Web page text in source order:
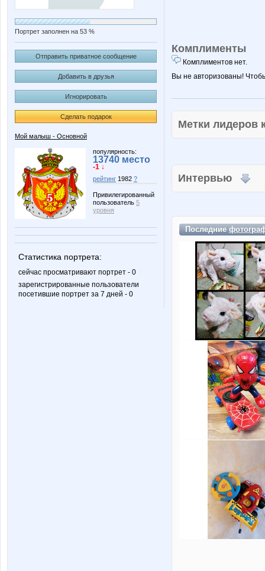
Портрет заполнен на 53 %
Отправить приватное сообщение
Добавить в друзья
Игнорировать
Сделать подарок
Мой малыш - Основной
популярность:
13740 место
-1 ↓
рейтинг 1982 ?
Привилегированный
пользователь 5
уровня
Статистика портрета:
сейчас просматривают портрет - 0
зарегистрированные пользователи
посетившие портрет за 7 дней - 0
Комплименты
Комплиментов нет.
Вы не авторизованы!
Метки
Интервью
Последние